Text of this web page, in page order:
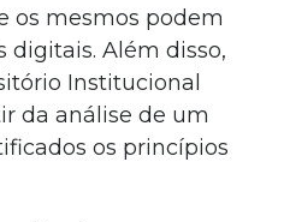
os mesmos podem
digitais. Além disso,
Institucional
da análise de um
os princípios